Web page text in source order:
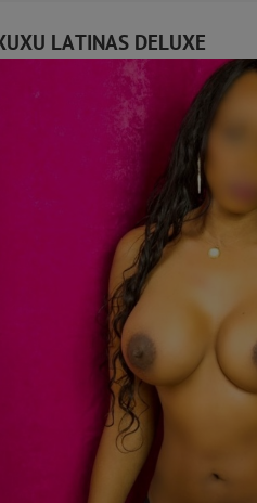
LATINAS DELUXE